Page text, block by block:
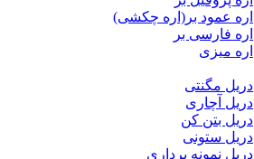
اره عمود بر(اره چکشی)
اره فارسی بر
اره میزی
دریل مگنتی
دریل آچاری
دریل بتن کن
دریل ستونی
دریل نمونه برداری